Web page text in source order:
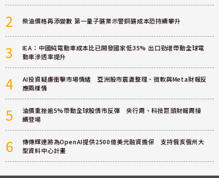
2 柴油價格再添變數 第一量子礦業示警銅礦成本恐持續攀升
3
IEA：中國純電動車成本比已開發國家低35% 出口勁增帶動全球電
動車滲透率提升
4
AI投資疑慮衝擊市場情緒 亞洲股市震盪整理、微軟與Meta財報反
應兩樣情
5
油價重挫逾5%帶動全球股債市反彈 央行周、科技巨頭財報周接
續登場
6
傳傳輝達將為OpenAI提供2500億美元融資擔保 支持俄亥俄州大
型資料中心計畫